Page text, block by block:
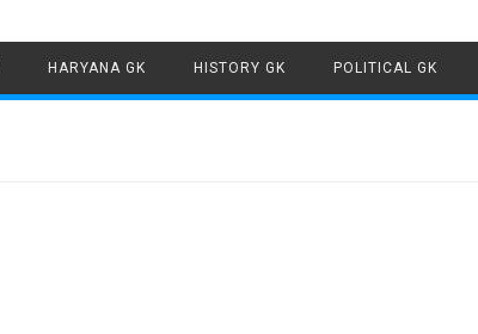
Skip to content
HARYANA GK HISTORY GK POLITICAL GK